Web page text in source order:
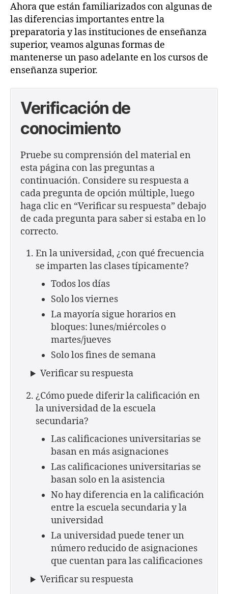
Ahora que están familiarizados con algunas de
las diferencias importantes entre la
preparatoria y las instituciones de enseñanza
superior, veamos algunas formas de
mantenerse un paso adelante en los cursos de
enseñanza superior.
Verificación de
conocimiento
Pruebe su comprensión del material en
esta página con las preguntas a
continuación. Considere su respuesta a
cada pregunta de opción múltiple, luego
haga clic en “Verificar su respuesta” debajo
de cada pregunta para saber si estaba en lo
correcto.
En la universidad, ¿con qué frecuencia
se imparten las clases típicamente?
Todos los días
Solo los viernes
La mayoría sigue horarios en
bloques: lunes/miércoles o
martes/jueves
Solo los fines de semana
Verificar su respuesta
¿Cómo puede diferir la calificación en
la universidad de la escuela
secundaria?
Las calificaciones universitarias se
basan en más asignaciones
Las calificaciones universitarias se
basan solo en la asistencia
No hay diferencia en la calificación
entre la escuela secundaria y la
universidad
La universidad puede tener un
número reducido de asignaciones
que cuentan para las calificaciones
Verificar su respuesta